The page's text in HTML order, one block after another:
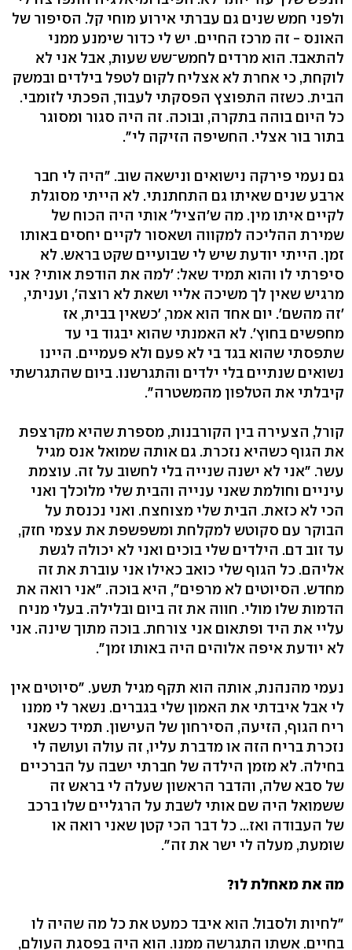
ולפני חמש שנים גם עברתי אירוע מוחי קל. הסיפור של
האונס - זה מרכז החיים. יש לי כדור שימנע ממני
להתאבד. הוא מרדים לחמש־שש שעות, אבל אני לא
לוקחת, כי אחרת לא אצליח לקום לטפל בילדים ובמשק
הבית. כשזה התפוצץ הפסקתי לעבוד, הפכתי לזומבי.
כל היום בוהה בתקרה, ובוכה. זה היה סגור ומסוגר
בתור בור אצלי. החשיפה הזיקה לי".
גם נעמי פירקה נישואים ונישאה שוב. "היה לי חבר
ארבע שנים שאיתו גם התחתנתי. לא הייתי מסוגלת
לקיים איתו מין. מה ש'הציל' אותי היה הכוח של
שמירת ההליכה למקווה ושאסור לקיים יחסים באותו
זמן. הייתי יודעת שיש לי שבועיים שקט בראש. לא
סיפרתי לו והוא תמיד שאל: 'למה את הודפת אותי? אני
מרגיש שאין לך משיכה אליי ושאת לא רוצה', ועניתי,
'זה מהשם'. יום אחד הוא אמר, 'כשאין בבית, אז
מחפשים בחוץ'. לא האמנתי שהוא יבגוד בי עד
שתפסתי שהוא בגד בי לא פעם ולא פעמיים. היינו
נשואים שנתיים בלי ילדים והתגרשנו. ביום שהתגרשתי
קיבלתי את הטלפון מהמשטרה".
קורל, הצעירה בין הקורבנות, מספרת שהיא מקרצפת
את הגוף כשהיא נזכרת. גם אותה שמואל אנס מגיל
עשר. "אני לא ישנה שנייה בלי לחשוב על זה. עוצמת
עיניים וחולמת שאני ענייה והבית שלי מלוכלך ואני
הכי לא כזאת. הבית שלי מצוחצח. ואני נכנסת על
הבוקר עם סקוטש למקלחת ומשפשפת את עצמי חזק,
עד זוב דם. הילדים שלי בוכים ואני לא יכולה לגשת
אליהם. כל הגוף שלי כואב כאילו אני עוברת את זה
מחדש. הסיוטים לא מרפים", היא בוכה. "אני רואה את
הדמות שלו מולי. חווה את זה ביום ובלילה. בעלי מניח
עליי את היד ופתאום אני צורחת. בוכה מתוך שינה. אני
לא יודעת איפה אלוהים היה באותו זמן".
נעמי מהנהנת, אותה הוא תקף מגיל תשע. "סיוטים אין
לי אבל איבדתי את האמון שלי בגברים. נשאר לי ממנו
ריח הגוף, הזיעה, הסירחון של העישון. תמיד כשאני
נזכרת בריח הזה או מדברת עליו, זה עולה ועושה לי
בחילה. לא מזמן הילדה של חברתי ישבה על הברכיים
של סבא שלה, והדבר הראשון שעלה לי בראש זה
ששמואל היה שם אותי לשבת על הרגליים שלו ברכב
של העבודה ואז... כל דבר הכי קטן שאני רואה או
שומעת, מעלה לי ישר את זה".
מה את מאחלת לו?
"לחיות ולסבול. הוא איבד כמעט את כל מה שהיה לו
בחיים. אשתו התגרשה ממנו. הוא היה בפסגת העולם,